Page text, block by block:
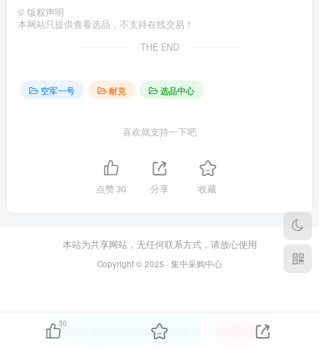
© 版权声明
本网站只提供查看选品，不支持在线交易！
THE END
空军一号 耐克 选品中心
喜欢就支持一下吧
点赞30 分享 收藏
本站为共享网站，无任何联系方式，请放心使用
Copyright © 2025 · 集中采购中心
30
本站主题由Zibll子比主题强力驱动